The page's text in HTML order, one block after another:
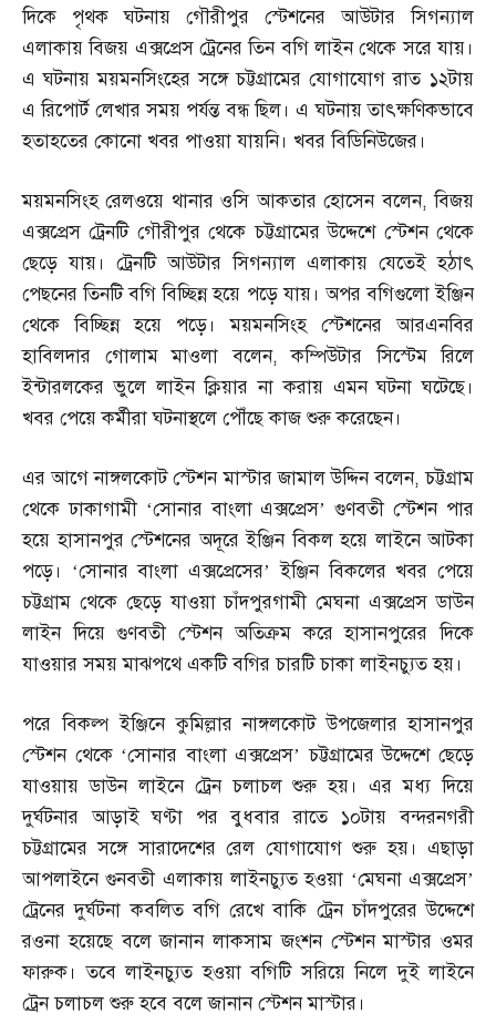
দিকে পৃথক ঘটনায় গৌরীপুর স্টেশনের আউটার সিগন্যাল
এলাকায় বিজয় এক্সপ্রেস ট্রেনের তিন বগি লাইন থেকে সরে যায়।
এ ঘটনায় ময়মনসিংহের সঙ্গে চট্টগ্রামের যোগাযোগ রাত ১২টায়
এ রিপোর্ট লেখার সময় পর্যন্ত বন্ধ ছিল। এ ঘটনায় তাৎক্ষণিকভাবে
হতাহতের কোনো খবর পাওয়া যায়নি। খবর বিডিনিউজের।
ময়মনসিংহ রেলওয়ে থানার ওসি আকতার হোসেন বলেন,বিজয়
এক্সপ্রেস ট্রেনটি গৌরীপুর থেকে চট্টগ্রামের উদ্দেশে স্টেশন থেকে
ছেড়ে যায়। ট্রেনটি আউটার সিগন্যাল এলাকায় যেতেই হঠাৎ
পেছনের তিনটি বগি বিচ্ছিন্ন হয়ে পড়ে যায়। অপর বগিগুলো ইঞ্জিন
থেকে বিচ্ছিন্ন হয়ে পড়ে। ময়মনসিংহ স্টেশনের আরএনবির
হাবিলদার গোলাম মাওলা বলেন,কম্পিউটার সিস্টেম রিলে
ইন্টারলকের ভুলে লাইন ক্লিয়ার না করায় এমন ঘটনা ঘটেছে।
খবর পেয়ে কর্মীরা ঘটনাস্থলে পৌঁছে কাজ শুরু করেছেন।
এর আগে নাঙ্গলকোট স্টেশন মাস্টার জামাল উদ্দিন বলেন,চট্টগ্রাম
থেকে ঢাকাগামী ‘সোনার বাংলা এক্সপ্রেস’ গুণবতী স্টেশন পার
হয়ে হাসানপুর স্টেশনের অদূরে ইঞ্জিন বিকল হয়ে লাইনে আটকা
পড়ে। ‘সোনার বাংলা এক্সপ্রেসের’ ইঞ্জিন বিকলের খবর পেয়ে
চট্টগ্রাম থেকে ছেড়ে যাওয়া চাঁদপুরগামী মেঘনা এক্সপ্রেস ডাউন
লাইন দিয়ে গুণবতী স্টেশন অতিক্রম করে হাসানপুরের দিকে
যাওয়ার সময় মাঝপথে একটি বগির চারটি চাকা লাইনচ্যুত হয়।
পরে বিকল্প ইঞ্জিনে কুমিল্লার নাঙ্গলকোট উপজেলার হাসানপুর
স্টেশন থেকে ‘সোনার বাংলা এক্সপ্রেস’ চট্টগ্রামের উদ্দেশে ছেড়ে
যাওয়ায় ডাউন লাইনে ট্রেন চলাচল শুরু হয়। এর মধ্য দিয়ে
দুর্ঘটনার আড়াই ঘণ্টা পর বুধবার রাতে ১০টায় বন্দরনগরী
চট্টগ্রামের সঙ্গে সারাদেশের রেল যোগাযোগ শুরু হয়। এছাড়া
আপলাইনে গুনবতী এলাকায় লাইনচ্যুত হওয়া ‘মেঘনা এক্সপ্রেস’
ট্রেনের দুর্ঘটনা কবলিত বগি রেখে বাকি ট্রেন চাঁদপুরের উদ্দেশে
রওনা হয়েছে বলে জানান লাকসাম জংশন স্টেশন মাস্টার ওমর
ফারুক। তবে লাইনচ্যুত হওয়া বগিটি সরিয়ে নিলে দুই লাইনে
ট্রেন চলাচল শুরু হবে বলে জানান স্টেশন মাস্টার।